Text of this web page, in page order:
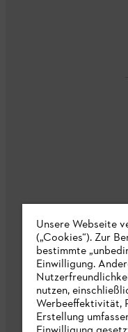
Unsere Webseite
(„Cookies“). Zur
bestimmte
Einwilligung.
nutzen,
Werbeeffektivität,
Erstellung